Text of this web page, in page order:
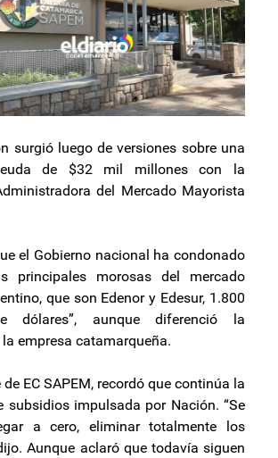
surgió luego de versiones sobre una
de $32 mil millones con la
del Mercado Mayorista
el Gobierno nacional ha condonado
principales morosas del mercado
que son Edenor y Edesur, 1.800
dólares”, aunque diferenció la
empresa catamarqueña.
EC SAPEM, recordó que continúa la
subsidios impulsada por Nación. “Se
a cero, eliminar totalmente los
Aunque aclaró que todavía siguen